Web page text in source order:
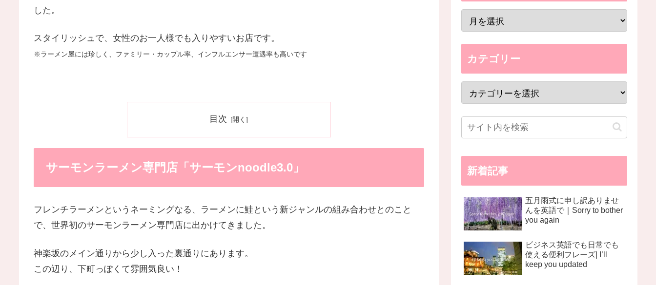
した。
スタイリッシュで、女性のお一人様でも入りやすいお店です。
※ラーメン屋には珍しく、ファミリー・カップル率、インフルエンサー遭遇率も高いです
目次
サーモンラーメン専門店「サーモンnoodle3.0」
フレンチラーメンというネーミングなる、ラーメンに鮭という新ジャンルの組み合わせとのこと
で、世界初のサーモンラーメン専門店に出かけてきました。
神楽坂のメイン通りから少し入った裏通りにあります。
この辺り、下町っぽくて雰囲気良い！
カテゴリー
新着記事
五月雨式に申し訳ありませ
んを英語で｜Sorry to bother
you again
ビジネス英語でも日常でも
使える便利フレーズ| I’ll
keep you updated